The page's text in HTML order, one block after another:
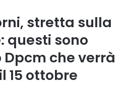
stretta sulla
questi sono
che verrà
15 ottobre